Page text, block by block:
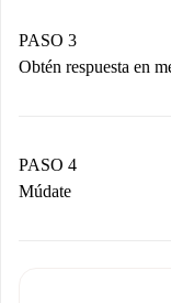
propietario
PASO 3
Obtén respuesta en
contacto con el
Si es
PASO 4
Múdate